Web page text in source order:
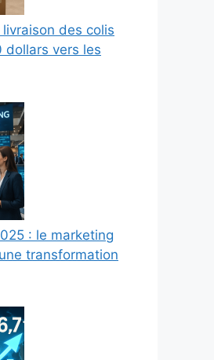
des colis
dollars vers les
: le marketing
transformation